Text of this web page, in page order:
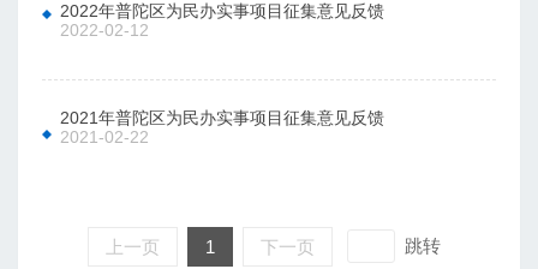
2022年普陀区为民办实事项目征集意见反馈
2022-02-12
2021年普陀区为民办实事项目征集意见反馈
2021-02-22
上一页 1 下一页 跳转